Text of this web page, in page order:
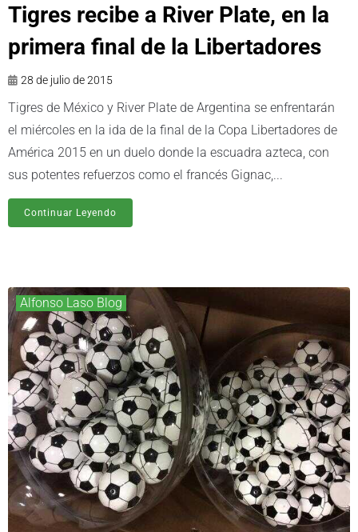
Tigres recibe a River Plate, en la
primera final de la Libertadores
28 de julio de 2015
Tigres de México y River Plate de Argentina se enfrentarán
el miércoles en la ida de la final de la Copa Libertadores de
América 2015 en un duelo donde la escuadra azteca, con
sus potentes refuerzos como el francés Gignac,...
Continuar Leyendo
Alfonso Laso Blog